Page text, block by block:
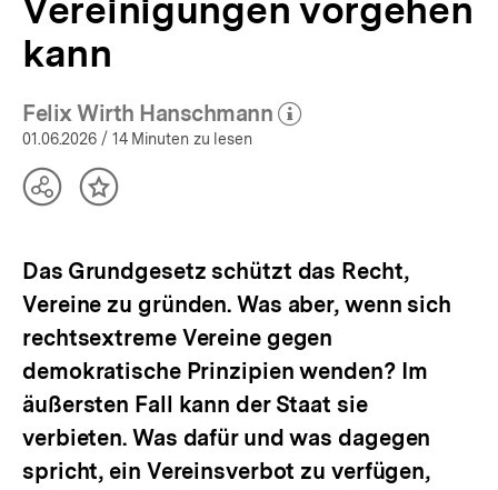
Vereinigungen vorgehen
kann
Felix Wirth Hanschmann
(Mehr zum Autor)
01.06.2026 / 14 Minuten zu lesen
TeilenInhalt
Das Grundgesetz schützt das Recht,
Vereine zu gründen. Was aber, wenn sich
rechtsextreme Vereine gegen
demokratische Prinzipien wenden? Im
äußersten Fall kann der Staat sie
verbieten. Was dafür und was dagegen
spricht, ein Vereinsverbot zu verfügen,